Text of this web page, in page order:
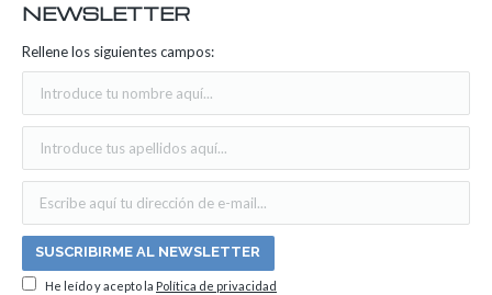
NEWSLETTER
Rellene los siguientes campos:
He leído y acepto la Política de privacidad